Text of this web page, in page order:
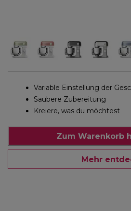
Variable Einstellung der
Saubere Zubereitung
Kreiere, was du möchtest
Zum Warenkorb
Mehr